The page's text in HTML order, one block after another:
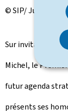
© SIP/ Julien
Sur invitation du
Michel, le
futur agenda
présents ses